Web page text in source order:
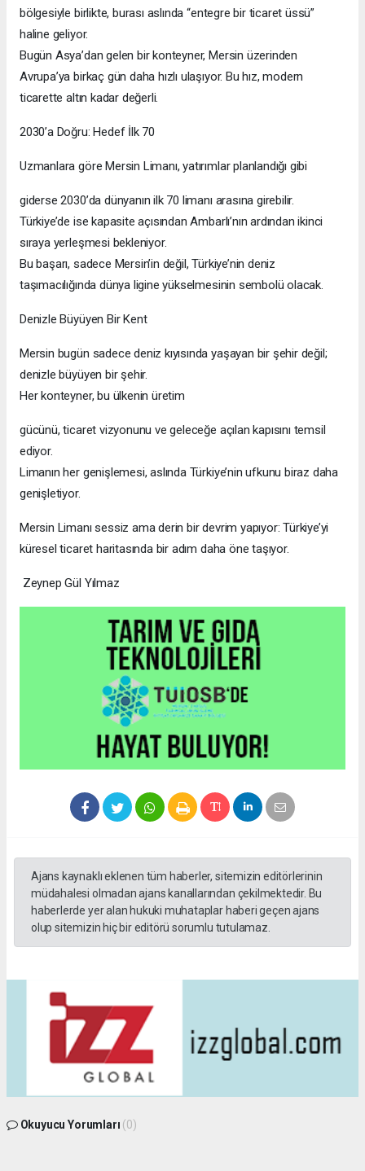
bölgesiyle birlikte, burası aslında “entegre bir ticaret üssü”
haline geliyor.
Bugün Asya’dan gelen bir konteyner, Mersin üzerinden
Avrupa’ya birkaç gün daha hızlı ulaşıyor. Bu hız, modern
ticarette altın kadar değerli.
2030’a Doğru: Hedef İlk 70
Uzmanlara göre Mersin Limanı, yatırımlar planlandığı gibi
giderse 2030’da dünyanın ilk 70 limanı arasına girebilir.
Türkiye’de ise kapasite açısından Ambarlı’nın ardından ikinci
sıraya yerleşmesi bekleniyor.
Bu başarı, sadece Mersin’in değil, Türkiye’nin deniz
taşımacılığında dünya ligine yükselmesinin sembolü olacak.
Denizle Büyüyen Bir Kent
Mersin bugün sadece deniz kıyısında yaşayan bir şehir değil;
denizle büyüyen bir şehir.
Her konteyner, bu ülkenin üretim
gücünü, ticaret vizyonunu ve geleceğe açılan kapısını temsil
ediyor.
Limanın her genişlemesi, aslında Türkiye’nin ufkunu biraz daha
genişletiyor.
Mersin Limanı sessiz ama derin bir devrim yapıyor: Türkiye’yi
küresel ticaret haritasında bir adım daha öne taşıyor.
Zeynep Gül Yılmaz
Ajans kaynaklı eklenen tüm haberler, sitemizin editörlerinin
müdahalesi olmadan ajans kanallarından çekilmektedir. Bu
haberlerde yer alan hukuki muhataplar haberi geçen ajans
olup sitemizin hiç bir editörü sorumlu tutulamaz.
Okuyucu Yorumları (0)